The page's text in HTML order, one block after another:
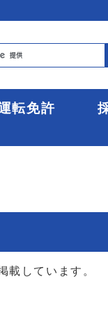
転免許
載しています。